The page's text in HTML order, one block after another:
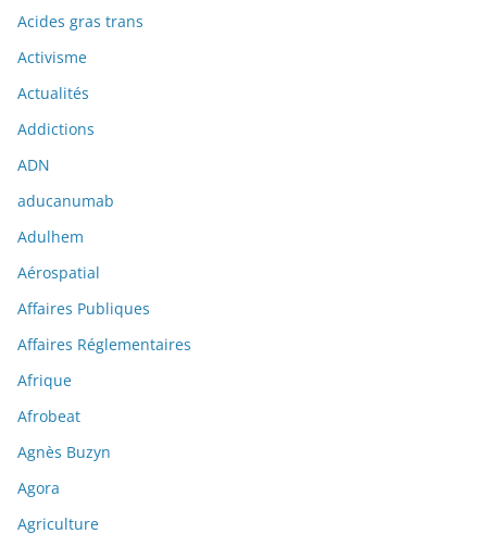
Acides gras trans
Activisme
Actualités
Addictions
ADN
aducanumab
Adulhem
Aérospatial
Affaires Publiques
Affaires Réglementaires
Afrique
Afrobeat
Agnès Buzyn
Agora
Agriculture